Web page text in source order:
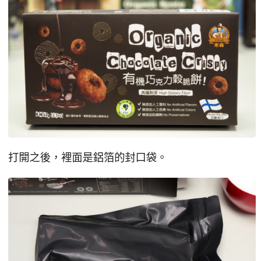
打開之後，裡面是鋁箔的封口袋。